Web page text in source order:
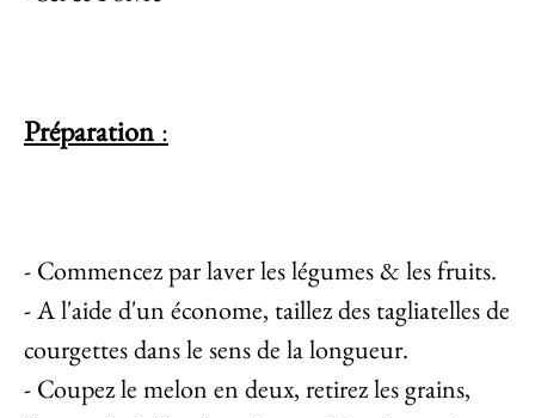
Préparation:
- Commencez par laver les légumes & les fruits.
- A l'aide d'un économe, taillez des tagliatelles de
courgettes dans le sens de la longueur.
- Coupez le melon en deux, retirez les grains,